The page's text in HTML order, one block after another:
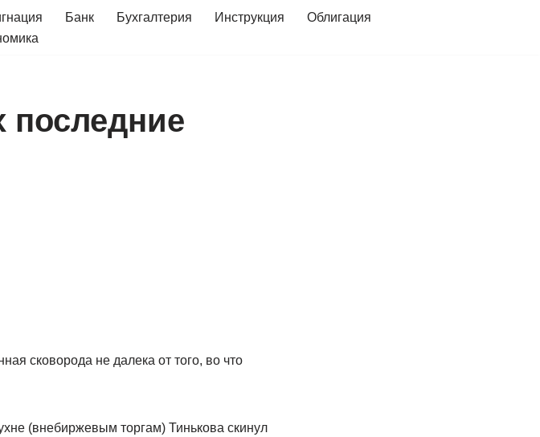
Банк Бухгалтерия Инструкция
Облигация
сковорода не далека от того, во что
(внебиржевым торгам) Тинькова скинул